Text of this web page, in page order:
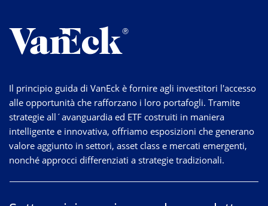
Il principio guida di VanEck è fornire agli investitori l'accesso
alle opportunità che rafforzano i loro portafogli. Tramite
strategie all´avanguardia ed ETF costruiti in maniera
intelligente e innovativa, offriamo esposizioni che generano
valore aggiunto in settori, asset class e mercati emergenti,
nonché approcci differenziati a strategie tradizionali.